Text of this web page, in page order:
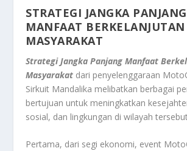
STRATEGI JANGKA PANJANG
MANFAAT
MASYARAKAT
Strategi Jangka Panjang Manfaat
Masyarakat dari penyelenggaraan
Sirkuit Mandalika melibatkan berbagai
bertujuan untuk meningkatkan
sosial, dan lingkungan di wilayah
Pertama, dari segi ekonomi, event